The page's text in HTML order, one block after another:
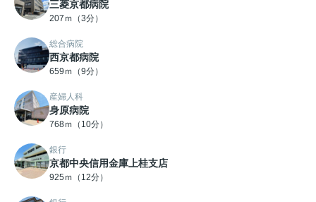
三菱京都病院
207ｍ（3分）
総合病院
西京都病院
659ｍ（9分）
産婦人科
身原病院
768ｍ（10分）
銀行
京都中央信用金庫上桂支店
925ｍ（12分）